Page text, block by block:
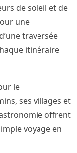
de soleil et de
une
traversée
itinéraire
le
ses villages et
offrent
voyage en